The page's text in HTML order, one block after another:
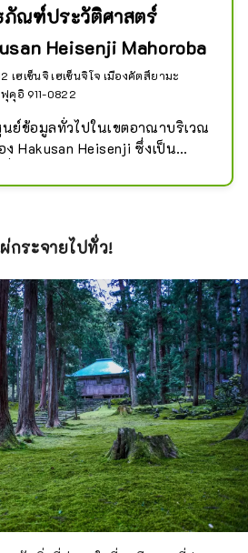
ณฑ์ประวัติศาสตร์
Heisenji Mahoroba
เฮเซ็นจิ เฮเซ็นจิโจ เมืองคัตสึยามะ
คุอิ 911-0822
ย์ข้อมูลทั่วไปในเขตอาณาบริเวณ
ง Hakusan Heisenji ซึ่งเป็น
อันยาวนานเกี่ยวกับการสวดมนต์
ปี โปรดใช้เวลาของคุณและ
พลินไปกับสถานที่ที่ยอดเยี่ยมแห่ง
กระจายไปทั่ว!